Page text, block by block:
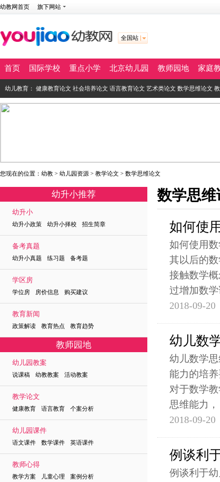
幼教网首页 旗下网站
全国站
首页 国际学校 重点小学 北京幼儿园 教师园地 家庭
幼儿教育： 健康教育论文 社会培养论文 语言教育论文 艺术类论文 数学思维论文
您现在的位置： 幼教 > 幼儿园资源 > 教学论文 > 数学思维论文
幼升小推荐
幼升小
幼升小政策 幼升小择校 招生简章
备考真题
幼升小真题 练习题 备考题
学区房
学位房 房价信息 购买建议
教育新闻
政策解读 教育热点 教育趋势
教师园地
幼儿园教案
说课稿 幼教教案 活动教案
教学论文
健康教育 语言教育 个案分析
幼儿园课件
语文课件 数学课件 英语课件
教师心得
教学方案 儿童心理 案例分析
数学思维
如何使
如何使用
其以后的
接触数学
过增加数
2018-09-20
幼儿数
幼儿数学
能力的培
对于数学
思维能力，
2018-09-20
例谈利
例谈利于